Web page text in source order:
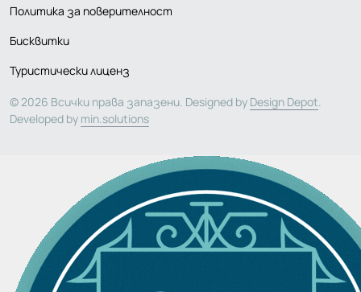
Политика за поверителност
Бисквитки
Туристически лиценз
© 2026 Всички права запазени. Designed by Design Depot.
Developed by min.solutions